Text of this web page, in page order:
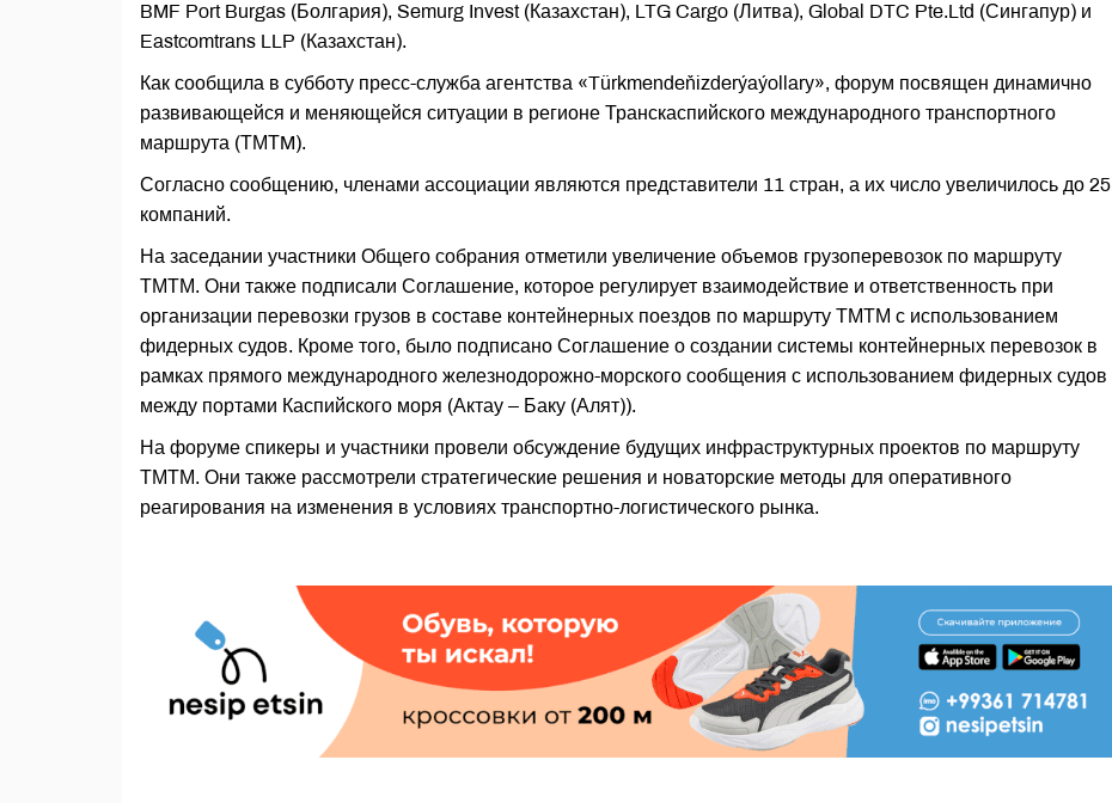
BMF Port Burgas (Болгария), Semurg Invest (Казахстан), LTG Cargo (Литва), Global DTC Pte.Ltd (Сингапур) и
Eastcomtrans LLP (Казахстан).
Как сообщила в субботу пресс-служба агентства «Türkmendeňizderýaýollary», форум посвящен динамично
развивающейся и меняющейся ситуации в регионе Транскаспийского международного транспортного
маршрута (ТМТM).
Согласно сообщению, членами ассоциации являются представители 11 стран, а их число увеличилось до 25
компаний.
На заседании участники Общего собрания отметили увеличение объемов грузоперевозок по маршруту
ТМТМ. Они также подписали Соглашение, которое регулирует взаимодействие и ответственность при
организации перевозки грузов в составе контейнерных поездов по маршруту ТМТМ с использованием
фидерных судов. Кроме того, было подписано Соглашение о создании системы контейнерных перевозок в
рамках прямого международного железнодорожно-морского сообщения с использованием фидерных судов
между портами Каспийского моря (Актау – Баку (Алят)).
На форуме спикеры и участники провели обсуждение будущих инфраструктурных проектов по маршруту
ТМТМ. Они также рассмотрели стратегические решения и новаторские методы для оперативного
реагирования на изменения в условиях транспортно-логистического рынка.